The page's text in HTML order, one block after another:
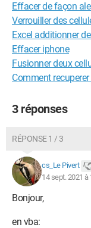
Effacer de façon
Verrouiller des
Excel additionner
Effacer iphone
Fusionner deux
Comment
3 réponses
RÉPONSE 1 / 3
cs_Le Pivert
14 sept. 2021 à
Bonjour,
en vba: